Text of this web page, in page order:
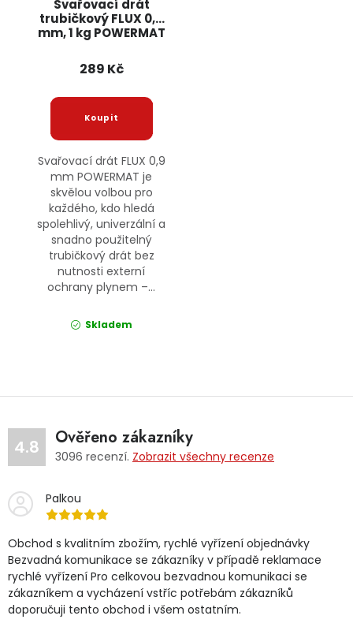
Svařovací drát
trubičkový FLUX 0,9
mm, 1 kg POWERMAT
289 Kč
Svařovací drát FLUX 0,9
mm POWERMAT je
skvělou volbou pro
každého, kdo hledá
spolehlivý, univerzální a
snadno použitelný
trubičkový drát bez
nutnosti externí
ochrany plynem –...
Skladem
4.8 Ověřeno zákazníky
3096 recenzí. Zobrazit všechny recenze
Palkou
Obchod s kvalitním zbožím, rychlé vyřízení objednávky
Bezvadná komunikace se zákazníky v případě reklamace
rychlé vyřízení Pro celkovou bezvadnou komunikaci se
zákazníkem a vycházení vstříc potřebám zákazníků
doporučuji tento obchod i všem ostatním.